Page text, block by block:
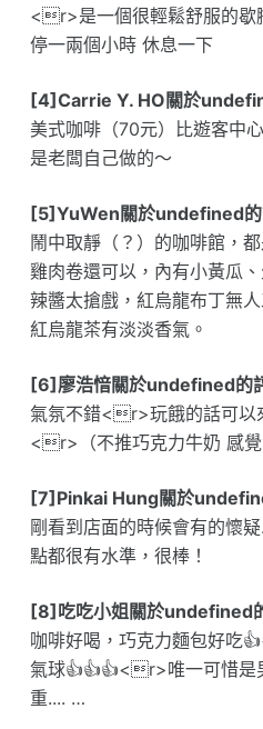
<r>是一個很輕鬆舒服的歇
停一兩個小時 休息一下
[4]Carrie Y. HO關於
美式咖啡（70元）比遊客中
是老闆自己做的～
[5]YuWen關於undefined的
鬧中取靜（？）的咖啡館，
雞肉卷還可以，內有小黃瓜
辣醬太搶戲，紅烏龍布丁無
紅烏龍茶有淡淡香氣。
[6]廖浩愔關於undefined的
氣氛不錯<r>玩餓的話可以
<r>（不推巧克力牛奶 感覺
[7]Pinkai Hung關於
剛看到店面的時候會有的懷
點都很有水準，很棒！
[8]吃吃小姐關於undefined
咖啡好喝，巧克力麵包好吃
氣球👍👍👍<r>唯一可惜是
重.... …